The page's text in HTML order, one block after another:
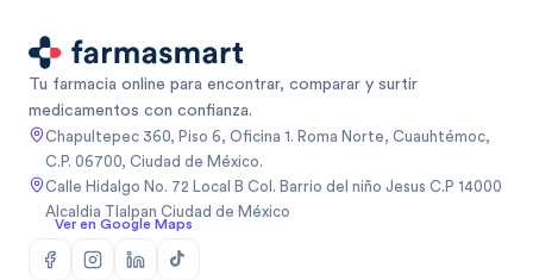
Tu farmacia online para encontrar, comparar y surtir
medicamentos con confianza.
Chapultepec 360, Piso 6, Oficina 1. Roma Norte, Cuauhtémoc,
C.P. 06700, Ciudad de México.
Calle Hidalgo No. 72 Local B Col. Barrio del niño Jesus C.P 14000
Alcaldia Tlalpan Ciudad de México
Ver en Google Maps